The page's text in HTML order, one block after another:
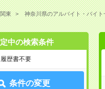
関東 神奈川県のアルバイト・バイト
中の検索条件
歴書不要
条件の変更